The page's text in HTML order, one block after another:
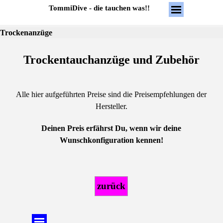
Direkt zum SeiteninhaltTommiDive - die tauchen was!! Menü
Trockenanzüge
Trockentauchanzüge und Zubehör
Alle hier aufgeführten Preise sind die Preisempfehlungen der
Hersteller.
Deinen Preis erfährst Du, wenn wir deine
Wunschkonfiguration kennen!
zurück
Menü überspringen